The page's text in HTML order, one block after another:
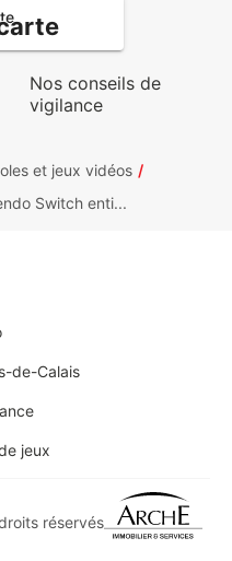
Nos conseils de
vigilance
et jeux vidéos
Switch enti...
de-Calais
jeux
réservés